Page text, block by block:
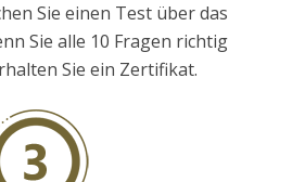
Sie einen Test über das
Sie alle 10 Fragen richtig
Sie ein Zertifikat.